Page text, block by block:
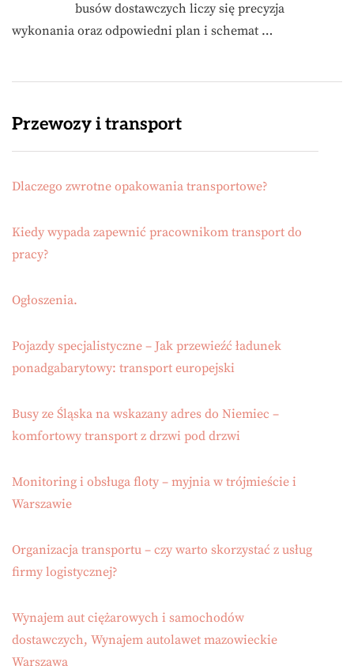
busów dostawczych liczy się precyzja
wykonania oraz odpowiedni plan i schemat …
Przewozy i transport
Dlaczego zwrotne opakowania transportowe?
Kiedy wypada zapewnić pracownikom transport do
pracy?
Ogłoszenia.
Pojazdy specjalistyczne – Jak przewieźć ładunek
ponadgabarytowy: transport europejski
Busy ze Śląska na wskazany adres do Niemiec –
komfortowy transport z drzwi pod drzwi
Monitoring i obsługa floty – myjnia w trójmieście i
Warszawie
Organizacja transportu – czy warto skorzystać z usług
firmy logistycznej?
Wynajem aut ciężarowych i samochodów
dostawczych, Wynajem autolawet mazowieckie
Warszawa